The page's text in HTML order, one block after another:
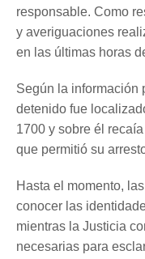
responsable. Como
y averiguaciones
en las últimas horas
Según la información
detenido fue
1700 y sobre él
que permitió su
Hasta el momento,
conocer las
mientras la Justicia
necesarias para